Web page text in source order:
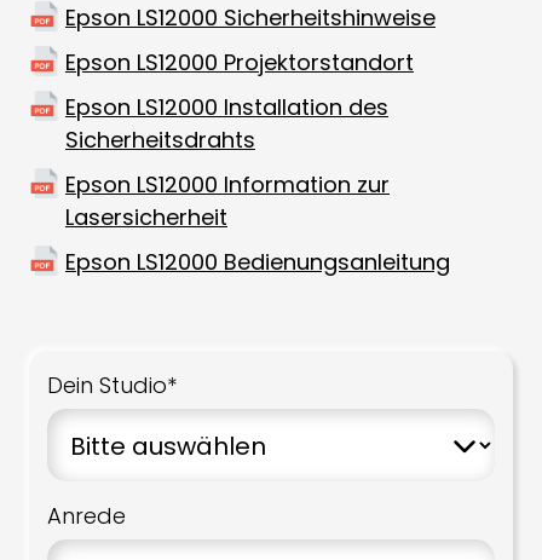
Epson LS12000 Sicherheitshinweise
Epson LS12000 Projektorstandort
Epson LS12000 Installation des
Sicherheitsdrahts
Epson LS12000 Information zur
Lasersicherheit
Epson LS12000 Bedienungsanleitung
Dein Studio*
Anrede